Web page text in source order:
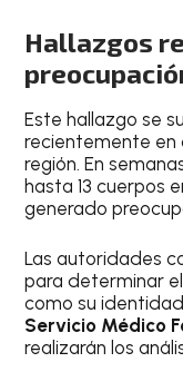
Hallazgos
Este hallazgo se
recientemente en
región. En
hasta 13 cuerpos
generado
Las autoridades
para determinar
como su
Servicio Médico
realizarán los